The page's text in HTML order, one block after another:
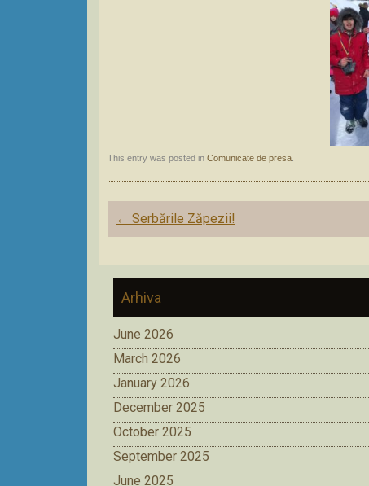
This entry was posted in Comunicate de presa.
Post
navigation
← Serbările Zăpezii!
Arhiva
June 2026
March 2026
January 2026
December 2025
October 2025
September 2025
June 2025